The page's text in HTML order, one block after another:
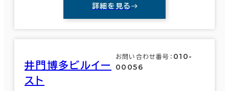
詳細を見る
井門博多ビルイー
スト
お問い合わせ番号： 010-
00056